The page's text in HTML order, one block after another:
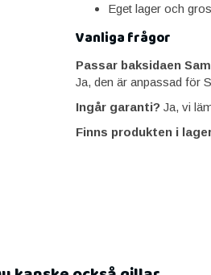
Eget lager och
Vanliga frågor
Passar baksidaen
Ja, den är anpassad för
Ingår garanti? Ja, vi
Finns produkten i